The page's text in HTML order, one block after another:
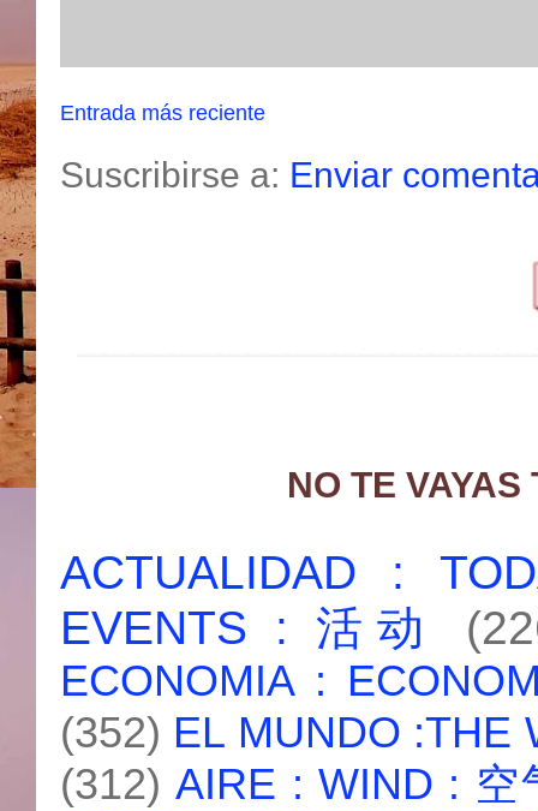
Entrada más reciente
Suscribirse a: Enviar
NO TE
ACTUALIDAD :
EVENTS : 活动
ECONOMIA :
(352) EL MUNDO :THE
(312) AIRE : WIND : 空